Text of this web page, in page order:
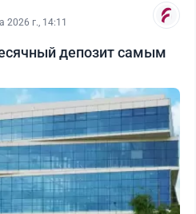
2026 г., 14:11
депозит самым